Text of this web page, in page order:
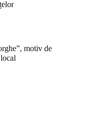
motiv de